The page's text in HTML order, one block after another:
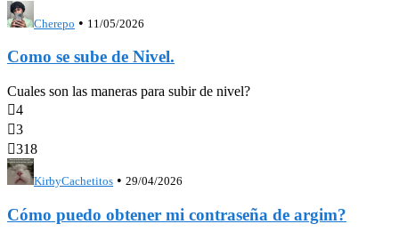
Cherepo • 11/05/2026
Como se sube de Nivel.
Cuales son las maneras para subir de nivel?
4
3
318
KirbyCachetitos • 29/04/2026
Cómo puedo obtener mi contraseña de argim?